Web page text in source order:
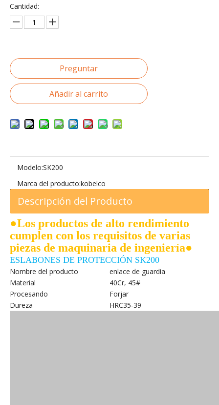
Cantidad:
Preguntar
Añadir al carrito
Modelo:SK200
Marca del producto:kobelco
Descripción del Producto
●Los productos de alto rendimiento
cumplen con los requisitos de varias
piezas de maquinaria de ingeniería●
ESLABONES DE PROTECCIÓN SK200
Nombre del producto
enlace de guardia
Material
40Cr, 45#
Procesando
Forjar
Dureza
HRC35-39